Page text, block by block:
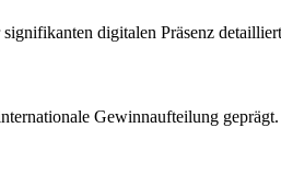
digitalen Präsenz
Gewinnaufteilung geprägt.